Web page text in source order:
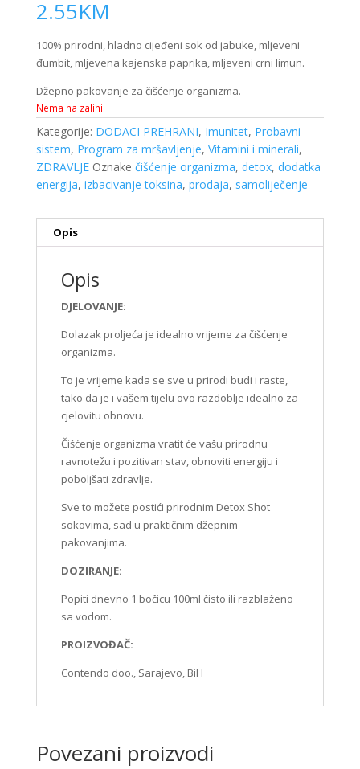
2.55KM
100% prirodni, hladno cijeđeni sok od jabuke, mljeveni
đumbit, mljevena kajenska paprika, mljeveni crni limun.
Džepno pakovanje za čišćenje organizma.
Nema na zalihi
Kategorije: DODACI PREHRANI, Imunitet, Probavni
sistem, Program za mršavljenje, Vitamini i minerali,
ZDRAVLJE Oznake čišćenje organizma, detox, dodatka
energija, izbacivanje toksina, prodaja, samoliječenje
Opis
Opis
DJELOVANJE:
Dolazak proljeća je idealno vrijeme za čišćenje
organizma.
To je vrijeme kada se sve u prirodi budi i raste,
tako da je i vašem tijelu ovo razdoblje idealno za
cjelovitu obnovu.
Čišćenje organizma vratit će vašu prirodnu
ravnotežu i pozitivan stav, obnoviti energiju i
poboljšati zdravlje.
Sve to možete postići prirodnim Detox Shot
sokovima, sad u praktičnim džepnim
pakovanjima.
DOZIRANJE:
Popiti dnevno 1 bočicu 100ml čisto ili razblaženo
sa vodom.
PROIZVOĐAČ:
Contendo doo., Sarajevo, BiH
Povezani proizvodi